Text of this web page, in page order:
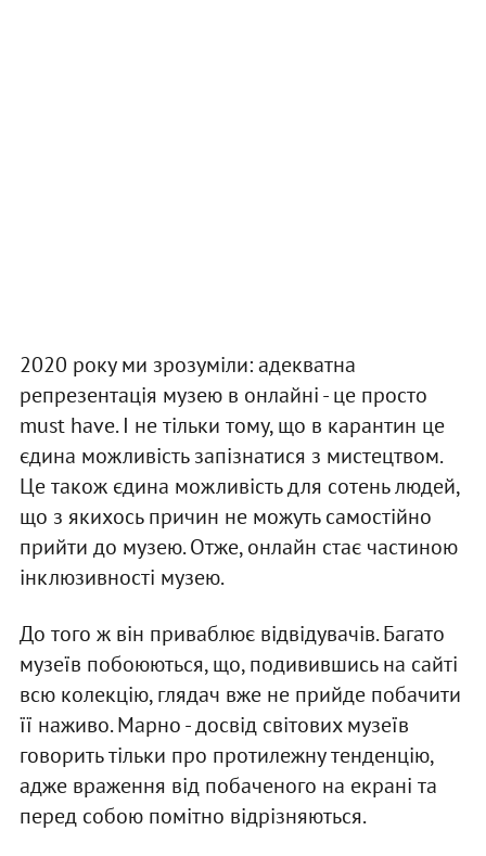
2020 року ми зрозуміли: адекватна
репрезентація музею в онлайні - це просто
must have. І не тільки тому, що в карантин це
єдина можливість запізнатися з мистецтвом.
Це також єдина можливість для сотень людей,
що з якихось причин не можуть самостійно
прийти до музею. Отже, онлайн стає частиною
інклюзивності музею.
До того ж він приваблює відвідувачів. Багато
музеїв побоюються, що, подивившись на сайті
всю колекцію, глядач вже не прийде побачити
її наживо. Марно - досвід світових музеїв
говорить тільки про протилежну тенденцію,
адже враження від побаченого на екрані та
перед собою помітно відрізняються.